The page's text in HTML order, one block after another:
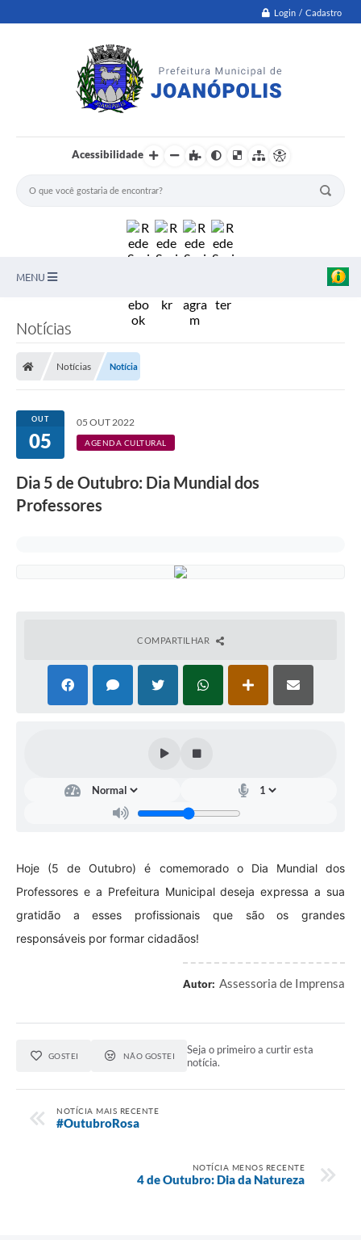
Login / Cadastro
Acessibilidade
MENU
Transparência
Editais
Diário Oficial
Conselhos
Carta de Serviços
Notícias
Notícias Notícia
OUT
05
05 OUT 2022
AGENDA CULTURAL
Dia 5 de Outubro: Dia Mundial dos
Professores
COMPARTILHAR
Hoje (5 de Outubro) é comemorado o Dia Mundial dos
Professores e a Prefeitura Municipal deseja expressa a sua
gratidão a esses profissionais que são os grandes
responsáveis por formar cidadãos!
Autor: Assessoria de Imprensa
GOSTEI NÃO GOSTEI
Seja o primeiro a curtir esta
notícia.
NOTÍCIA MAIS RECENTE
#OutubroRosa
NOTÍCIA MENOS RECENTE
4 de Outubro: Dia da Natureza